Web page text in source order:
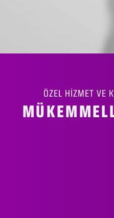
ÖZEL HİZMET VE